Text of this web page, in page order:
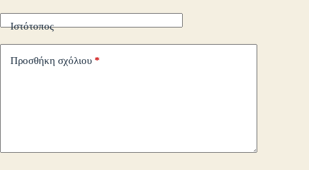
Ιστότοπος
Προσθήκη σχόλιου *